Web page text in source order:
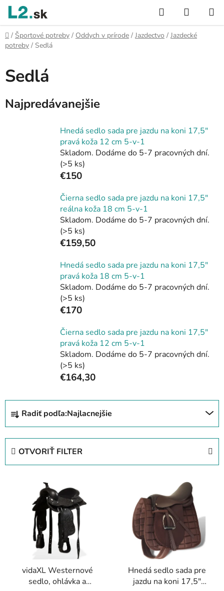
Prejsť
obsah
Hľadať
KOŠÍK
Domov
/ Športové potreby / Oddych v prírode / Jazdectvo / Jazdecké
potreby / Sedlá
Sedlá
Najpredávanejšie
Hnedá sedlo sada pre jazdu na koni 17,5"
pravá koža 12 cm 5-v-1
Skladom. Dodáme do 5-7 pracovných dní.
(>5 ks)
€150
Čierna sedlo sada pre jazdu na koni 17,5"
reálna koža 18 cm 5-v-1
Skladom. Dodáme do 5-7 pracovných dní.
(>5 ks)
€159,50
Hnedá sedlo sada pre jazdu na koni 17,5"
pravá koža 18 cm 5-v-1
Skladom. Dodáme do 5-7 pracovných dní.
(>5 ks)
€170
Čierna sedlo sada pre jazdu na koni 17,5"
pravá koža 12 cm 5-v-1
Skladom. Dodáme do 5-7 pracovných dní.
(>5 ks)
€164,30
R
d
Radiť podľa:Najlacnejšie
OTVORIŤ FILTER
vidaXL Westernové
sedlo, ohlávka a
Hnedá sedlo sada pre
jazdu na koni 17,5"